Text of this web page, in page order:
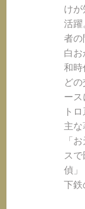
け
活
者
白
和
ど
ー
ト
主な
「
ス
偵
下